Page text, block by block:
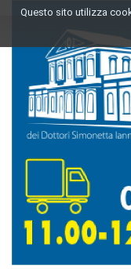
Passa
principale
Questo sito utilizza